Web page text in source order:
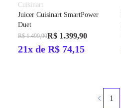
Cuisinart
Juicer Cuisinart SmartPower
Duet
R$ 1.499,90R$ 1.399,90
21x de R$ 74,15
1